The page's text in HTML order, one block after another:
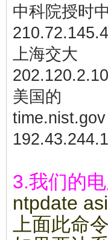
中科院授时
上海交大
美国的
time.nist.gov
3.我们的
ntpdate
上面此命